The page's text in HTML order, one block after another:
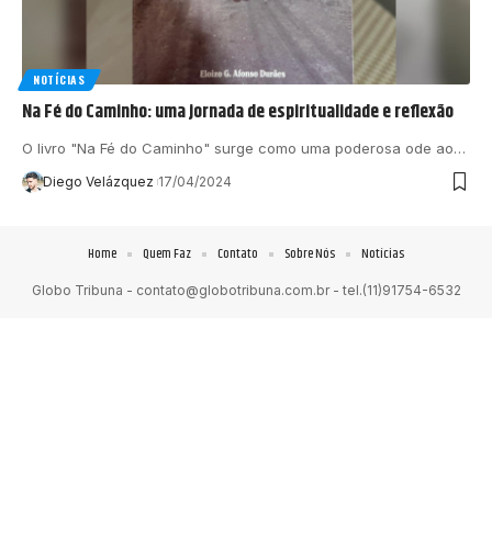
NOTÍCIAS
Na Fé do Caminho: uma jornada de espiritualidade e reflexão
O livro "Na Fé do Caminho" surge como uma poderosa ode ao…
Diego Velázquez 17/04/2024
Globo Tribuna - contato@globotribuna.com.br- tel.(11)91754-6532
Home Quem Faz Contato Sobre Nós Notícias